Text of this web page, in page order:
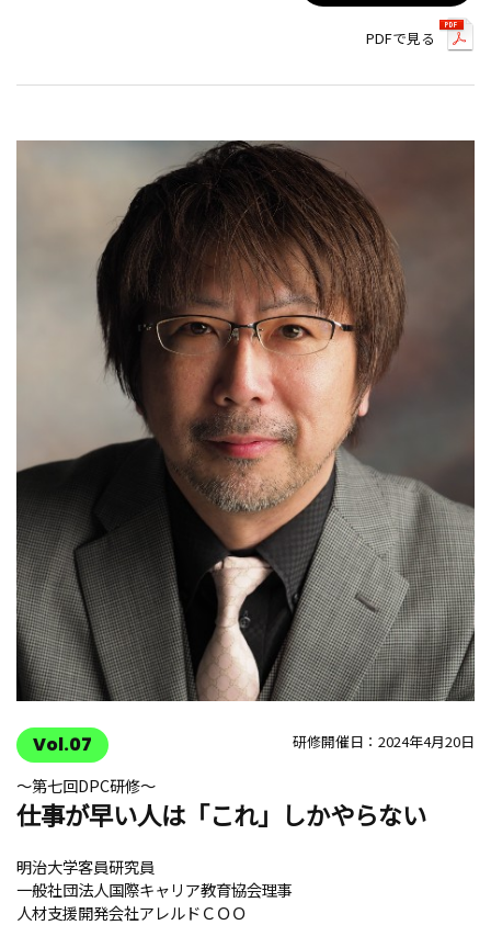
PDFで見る
研修開催日：2024年4月20日
Vol.07
〜第七回DPC研修〜
仕事が早い人は「これ」しかやらない
明治大学客員研究員
一般社団法人国際キャリア教育協会理事
人材支援開発会社アレルドＣＯＯ